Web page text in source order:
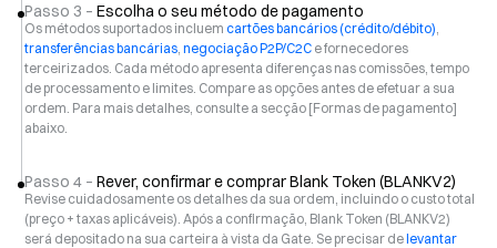
Passo 3 – Escolha o seu método de pagamento
Os métodos suportados incluem cartões bancários (crédito/débito),
transferências bancárias, negociação P2P/C2C e fornecedores
terceirizados. Cada método apresenta diferenças nas comissões, tempo
de processamento e limites. Compare as opções antes de efetuar a sua
ordem. Para mais detalhes, consulte a secção [Formas de pagamento]
abaixo.
Passo 4 – Rever, confirmar e comprar Blank Token (BLANKV2)
Revise cuidadosamente os detalhes da sua ordem, incluindo o custo total
(preço + taxas aplicáveis). Após a confirmação, Blank Token (BLANKV2)
será depositado na sua carteira à vista da Gate. Se precisar delevantar